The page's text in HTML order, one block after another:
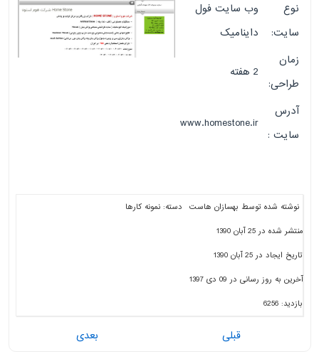
نوع
سایت:
وب سایت فول
داینامیک
زمان
طراحی:
2 هفته
آدرس
سایت :
www.homestone.ir
نوشته شده توسط بهسازان هاست دسته: نمونه کارها
منتشر شده در 25 آبان 1390
تاریخ ایجاد در 25 آبان 1390
آخرین به روز رسانی در 09 دی 1397
بازدید: 6256
قبلی بعدی